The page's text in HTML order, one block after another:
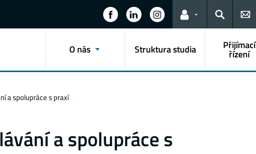
Odkazy pro uživatele
Hledat
O nás Struktura studia Přijímací
řízení
a spolupráce s praxí
a spolupráce s